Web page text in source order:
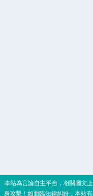
‧本站為言論自主平台，相關圖文
身攻擊！如面臨法律糾紛，本站